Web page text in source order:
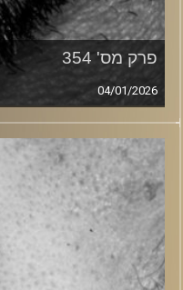
פרק מס' 354
04/01/2026